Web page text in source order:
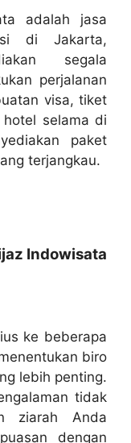
adalah jasa
di Jakarta,
segala
perjalanan
visa, tiket
selama di
paket
terjangkau.
Indowisata
ke beberapa
biro
lebih penting.
tidak
ziarah Anda
dengan